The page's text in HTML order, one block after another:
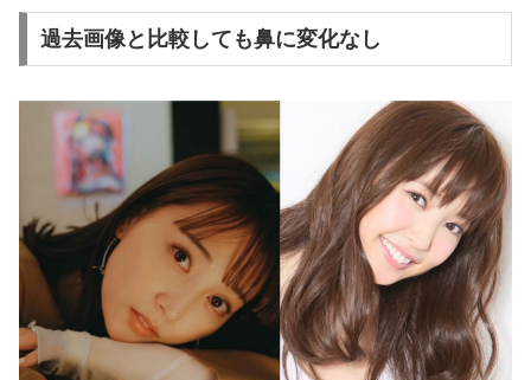
過去画像と比較しても鼻に変化なし